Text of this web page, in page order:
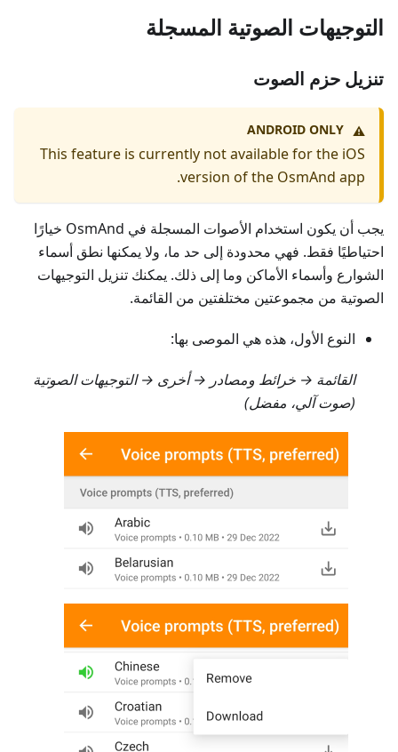
التوجيهات الصوتية المسجلة
تنزيل حزم الصوت
⚠️
ANDROID ONLY
This feature is currently not available for the iOS
version of the OsmAnd app.
يجب أن يكون استخدام الأصوات المسجلة في OsmAnd خيارًا
احتياطيًا فقط. فهي محدودة إلى حد ما، ولا يمكنها نطق أسماء
الشوارع وأسماء الأماكن وما إلى ذلك. يمكنك تنزيل التوجيهات
الصوتية من مجموعتين مختلفتين من القائمة.
النوع الأول، هذه هي الموصى بها:
القائمة → خرائط ومصادر → أخرى → التوجيهات الصوتية
(صوت آلي، مفضل)